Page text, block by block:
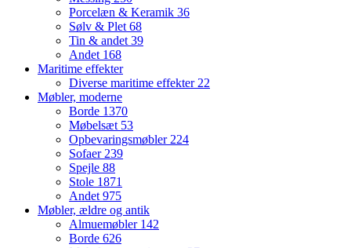
Porcelæn & Keramik 36
Sølv & Plet68
Tin & andet39
Andet 168
Maritime effekter
Diverse maritime effekter22
Møbler, moderne
Borde 1370
Møbelsæt 53
Opbevaringsmøbler224
Sofaer239
Spejle 88
Stole 1871
Andet975
Møbler, ældre og antik
Almuemøbler 142
Borde 626